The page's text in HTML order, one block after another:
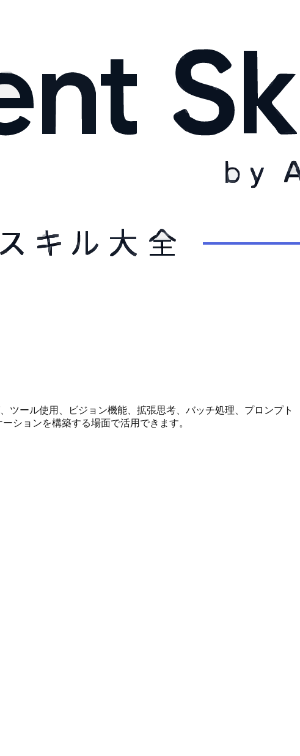
ール使用、ビジョン機能、拡張思考、バッチ処理、プロンプト
ションを構築する場面で活用できます。